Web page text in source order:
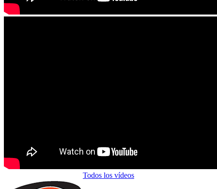
Todos los vídeos